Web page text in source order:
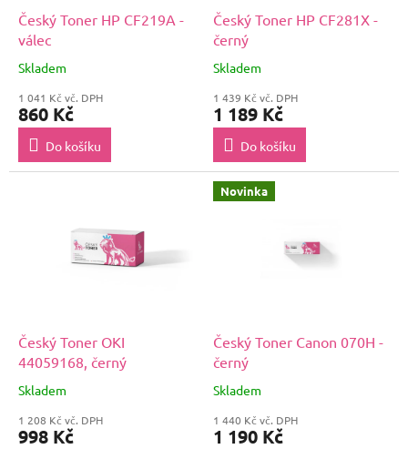
Český Toner HP CF219A -
válec
Skladem
1 041 Kč vč. DPH
860 Kč
Do košíku
Český Toner HP CF281X -
černý
Skladem
1 439 Kč vč. DPH
1 189 Kč
Do košíku
Český Toner OKI
44059168, černý
Skladem
1 208 Kč vč. DPH
998 Kč
Novinka
Český Toner Canon 070H -
černý
Skladem
1 440 Kč vč. DPH
1 190 Kč